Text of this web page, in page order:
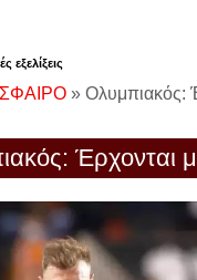
εξελίξεις
» Ολυμπιακός:
Έρχονται